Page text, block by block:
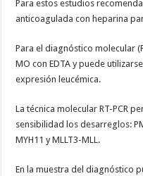
Para estos estudios
anticoagulada con heparina
Para el diagnóstico molecular
MO con EDTA y puede
expresión leucémica.­
La técnica molecular RT-PCR
sensibilidad los desarreglos:
MYH11 y MLLT3-MLL.
En la muestra del diagnóstico